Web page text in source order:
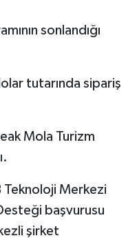
sonlandığı
tutarında sipariş
Mola Turizm
Teknoloji Merkezi
başvurusu
şirket